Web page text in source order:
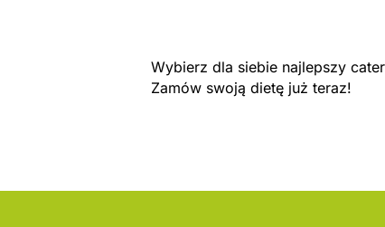
Wybierz dla siebie najlepszy
Zamów swoją dietę już teraz!